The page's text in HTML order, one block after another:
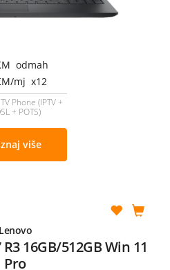
odmah
mj x12
Phone (IPTV +
+ POTS)
više
Lenovo
16GB/512GB Win 11
Pro